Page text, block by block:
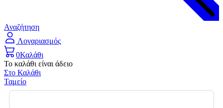
Αναζήτηση
Λογαριασμός
0Καλάθι
Το καλάθι είναι άδειο
Στο Καλάθι
Ταμείο